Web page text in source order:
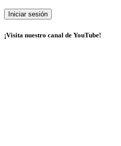
¡Visita nuestro canal de YouTube!